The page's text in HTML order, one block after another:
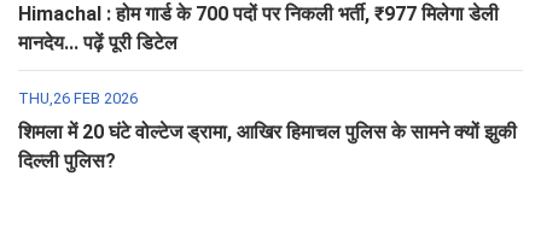
Himachal : होम गार्ड के 700 पदों पर निकली भर्ती, ₹977 मिलेगा डेली
मानदेय... पढ़ें पूरी डिटेल
THU,26 FEB 2026
शिमला में 20 घंटे वोल्टेज ड्रामा, आखिर हिमाचल पुलिस के सामने क्यों झुकी
दिल्ली पुलिस?